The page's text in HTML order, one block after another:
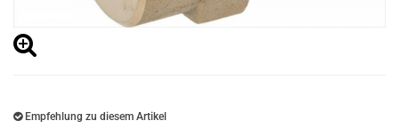
Empfehlung zu diesem Artikel